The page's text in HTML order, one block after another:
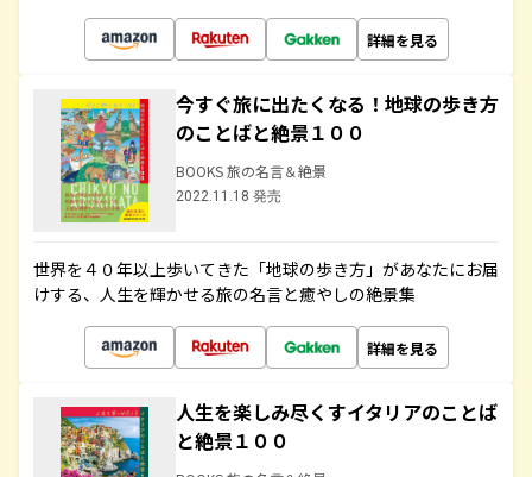
詳細を見る
今すぐ旅に出たくなる！地球の歩き方
のことばと絶景１００
BOOKS 旅の名言＆絶景
2022.11.18 発売
世界を４０年以上歩いてきた「地球の歩き方」があなたにお届
けする、人生を輝かせる旅の名言と癒やしの絶景集
詳細を見る
人生を楽しみ尽くすイタリアのことば
と絶景１００